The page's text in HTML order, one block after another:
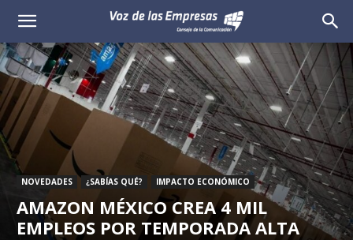
Voz
de
las
Empresas
NOVEDADES ¿SABÍAS QUÉ? IMPACTO ECONÓMICO
AMAZON MÉXICO CREA 4 MIL
EMPLEOS POR TEMPORADA ALTA